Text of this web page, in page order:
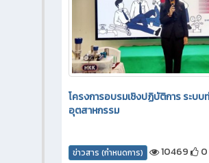
โครงการอบรมเชิงปฏิบัติการ ระบบ
อุตสาหกรรม
ข่าวสาร (กำหนดการ) 10469 0